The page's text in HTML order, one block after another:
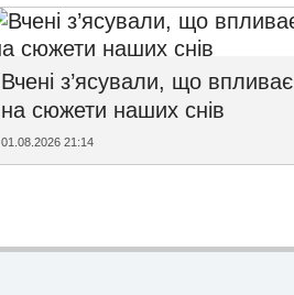
Вчені з’ясували, що впливає
на сюжети наших снів
01.08.2026 21:14